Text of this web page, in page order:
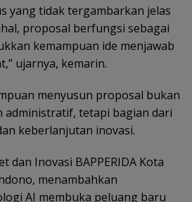
yang tidak tergambarkan jelas
proposal berfungsi sebagai
kemampuan ide menjawab
ujarnya, kemarin.
menyusun proposal bukan
administratif, tetapi bagian dari
keberlanjutan inovasi.
dan Inovasi BAPPERIDA Kota
menambahkan
AI membuka peluang baru